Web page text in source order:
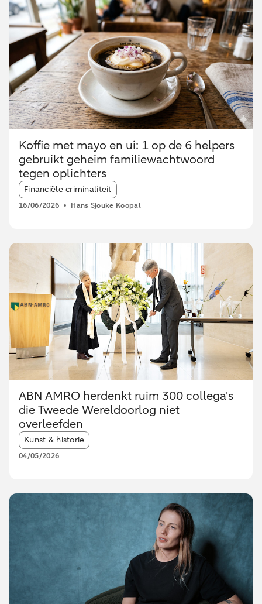
Koffie met mayo en ui: 1 op de 6 helpers
gebruikt geheim familiewachtwoord
tegen oplichters
Article tags:
Financiële criminaliteit
16/06/2026 Hans Sjouke Koopal
ABN AMRO herdenkt ruim 300 collega's
die Tweede Wereldoorlog niet
overleefden
Article tags:
Kunst & historie
04/05/2026